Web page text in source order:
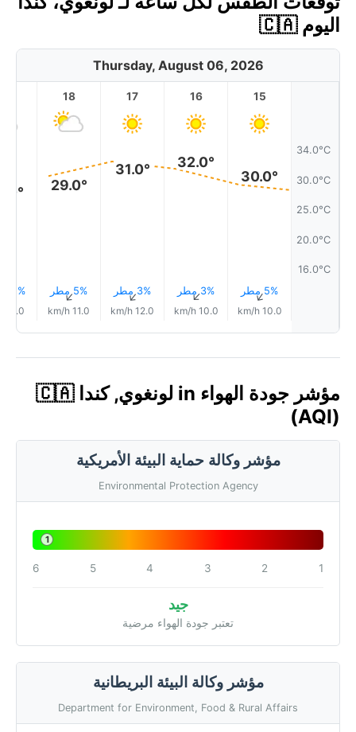
اليوم 🇨🇦
Thursday, August 06, 2026
34.0°C
30.0°C
25.0°C
20.0°C
16.0°C
15
30.0°
5% مطر↑
10.0 km/h
16
32.0°
3% مطر↑
10.0 km/h
17
31.0°
3% مطر↑
12.0 km/h
18
29.0°
5% مطر↑
11.0 km/h
11% مطر
9.0 km/h
مؤشر جودة الهواء in لونغوي, كندا 🇨🇦
(AQI)
مؤشر وكالة حماية البيئة الأمريكية
Environmental Protection Agency
1
1
2
3
4
5
6
جيد
تعتبر جودة الهواء مرضية
مؤشر وكالة البيئة البريطانية
Department for Environment, Food & Rural Affairs